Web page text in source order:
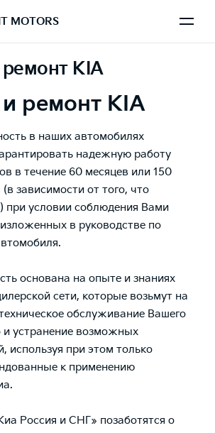
MOTORS
KIA
ремонт KIA
в наших автомобилях
надежную работу
в течение 60 месяцев или 150
зависимости от того, что
при условии соблюдения Вами
в руководстве по
основана на опыте и знаниях
сети, которые возьмут на
обслуживание Вашего
и устранение возможных
используя при этом только
к применению
Россия и СНГ» позаботятся о